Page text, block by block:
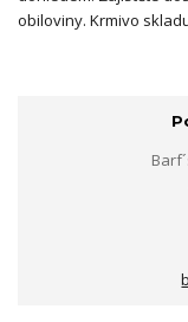
obiloviny. Krmivo